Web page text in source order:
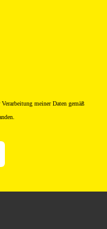
meiner Daten gemäß